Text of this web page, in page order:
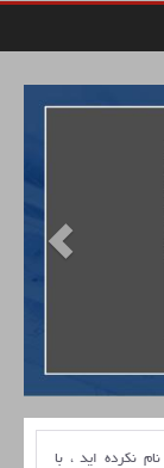
نکرده اید ، با